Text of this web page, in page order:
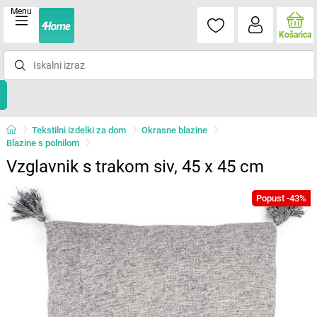
Menu
Košarica
Tekstilni izdelki za dom
Okrasne blazine
Blazine s polnilom
Vzglavnik s trakom siv, 45 x 45 cm
Popust -43%